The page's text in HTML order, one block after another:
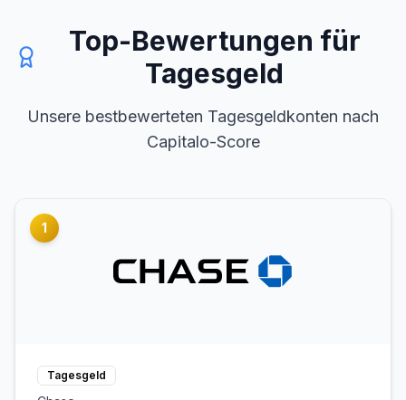
Top-Bewertungen für
Tagesgeld
Unsere bestbewerteten Tagesgeldkonten nach
Capitalo-Score
1
Tagesgeld